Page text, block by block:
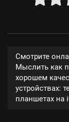
Смотрите
Мыслить как
хорошем
устройствах:
планшетах на